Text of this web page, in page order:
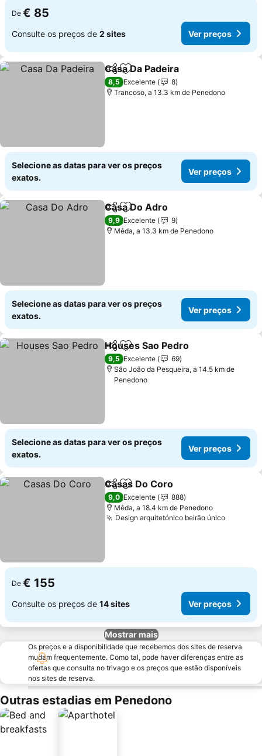
De € 85
Consulte os preços de 2 sites Ver preços
PartilharAdicionar aos favoritos
Casa Da Padeira
8,5 Excelente
8
Trancoso, a 13.3 km de Penedono
Selecione as datas para ver os preços
exatos.
Ver preços
PartilharAdicionar aos favoritos
Casa Do Adro
9,9 Excelente
9
Mêda, a 13.3 km de Penedono
Selecione as datas para ver os preços
exatos.
Ver preços
PartilharAdicionar aos favoritos
Houses Sao Pedro
9,5 Excelente
69
São João da Pesqueira, a 14.5 km de
Penedono
Selecione as datas para ver os preços
exatos.
Ver preços
PartilharAdicionar aos favoritos
Casas Do Coro
9,0 Excelente
888
Mêda, a 18.4 km de Penedono
Design arquitetónico beirão único
De € 155
Consulte os preços de 14 sites Ver preços
Mostrar mais
Os preços e a disponibilidade que recebemos dos sites de reserva
mudam frequentemente. Como tal, pode haver diferenças entre as
ofertas que consulta no trivago e os preços que estão disponíveis
nos sites de reserva.
Outras estadias em Penedono